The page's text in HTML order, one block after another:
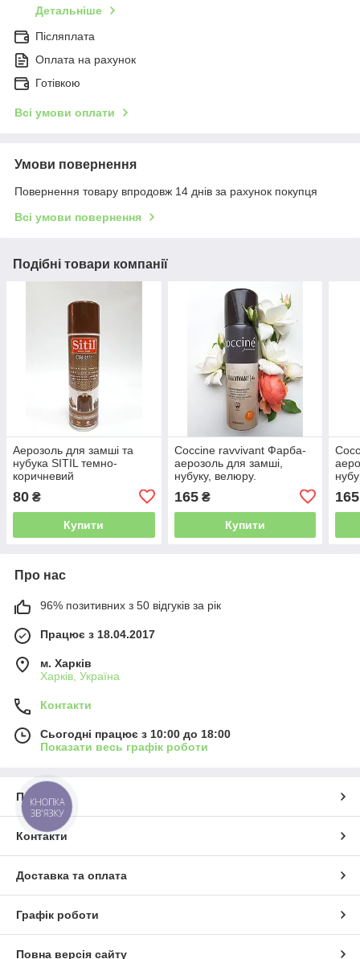
Детальніше
Післяплата
Оплата на рахунок
Готівкою
Всі умови оплати
Умови повернення
Повернення товару впродовж 14 днів за рахунок покупця
Всі умови повернення
Подібні товари компанії
Аерозоль для замші та
нубука SITIL темно-
коричневий
80 ₴
Купити
Coccine ravvivant Фарба-
аерозоль для замші,
нубуку, велюру.
165₴
Купити
165
Про нас
96% позитивних з 50 відгуків за рік
Працює з 18.04.2017
м. Харків
Харків, Україна
Контакти
Сьогодні працює з 10:00 до 18:00
Показати весь графік роботи
Про нас
Контакти
Доставка та оплата
Графік роботи
Повна версія сайту
КНОПКА
ЗВ'ЯЗКУ